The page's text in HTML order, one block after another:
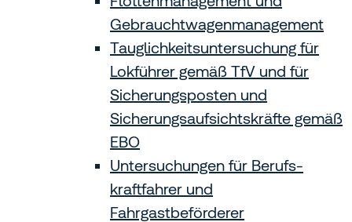
Gebrauchtwagen­management
Tauglichkeitsuntersuchung für
Lokführer gemäß TfV und für
Sicherungsposten und
Sicherungsaufsichtskräfte gemäß
EBO
Untersuchungen für Berufs­
kraftfahrer und
Fahrgastbeförderer